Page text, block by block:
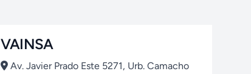
VAINSA
Av. Javier Prado Este 5271, Urb. Camacho